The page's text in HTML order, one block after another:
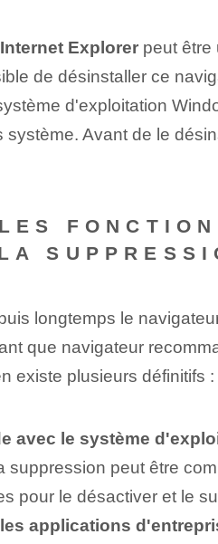
Explorerpeut être
de désinstaller ce
d'exploitation
Avant de le
longtemps le
que navigateur
existe plusieurs définitifs :
avec le système
suppression peut être
pour le désactiver et le
applications